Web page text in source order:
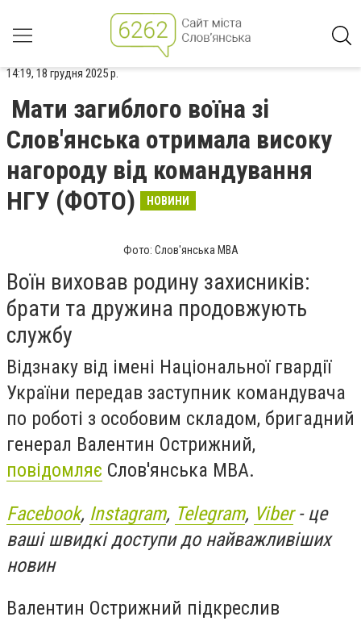
14:19, 18 грудня 2025 р.
Мати загиблого воїна зі
Слов'янська отримала високу
нагороду від командування
НГУ (ФОТО)
НОВИНИ
Фото: Слов'янська МВА
Воїн виховав родину захисників:
брати та дружина продовжують
службу
Відзнаку від імені Національної гвардії
України передав заступник командувача
по роботі з особовим складом, бригадний
генерал Валентин Острижний,
повідомляє Слов'янська МВА.
Facebook, Instagram, Telegram, Viber- це
ваші швидкі доступи до найважливіших
новин
Валентин Острижний підкреслив